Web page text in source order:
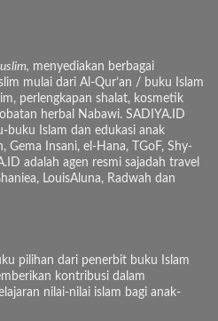
menyediakan berbagai
mulai dari Al-Qur’an / buku Islam
perlengkapan shalat, kosmetik
herbal Nabawi. SADIYA.ID
buku Islam dan edukasi anak
Gema Insani, el-Hana, TGoF, Shy-
adalah agen resmi sajadah travel
LouisAluna, Radwah dan
pilihan dari penerbit buku Islam
kontribusi dalam
nilai-nilai islam bagi anak-